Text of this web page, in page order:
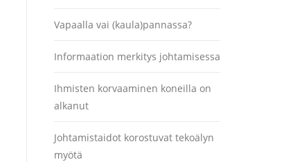
Vapaalla vai (kaula)pannassa?
Informaation merkitys johtamisessa
Ihmisten korvaaminen koneilla on
alkanut
Johtamistaidot korostuvat tekoälyn
myötä